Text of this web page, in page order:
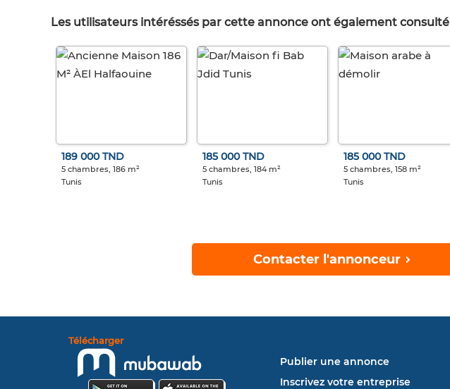
Les utilisateurs intéréssés par cette annonce ont également consulté
189 000 TND
5 chambres, 186 m²
Tunis
185 000 TND
5 chambres, 184 m²
Tunis
185 000 TND
5 chambres, 158 m²
Tunis
Contacter l'annonceur
Télécharger
Publier une annonce
Inscrivez votre entreprise